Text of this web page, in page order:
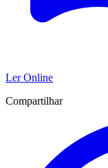
Ler Online
Compartilhar